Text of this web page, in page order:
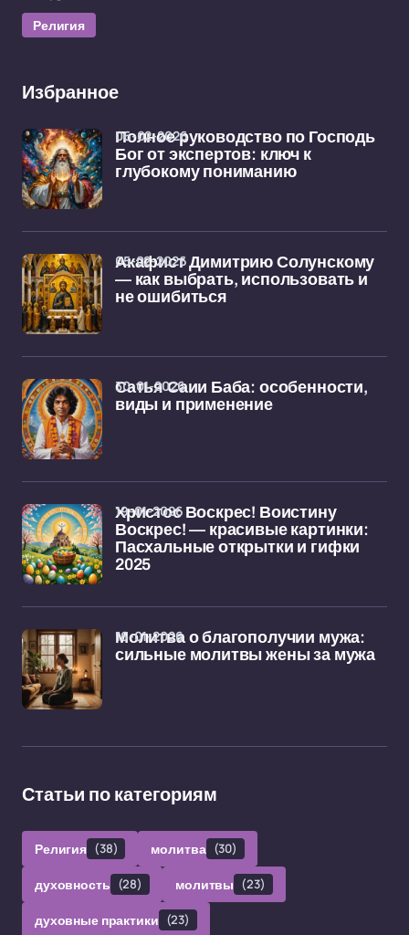
Религия
Избранное
Полное руководство по Господь
Бог от экспертов: ключ к
глубокому пониманию
06-02-2026
Акафист Димитрию Солунскому
— как выбрать, использовать и
не ошибиться
05-02-2026
Сатья Саии Баба: особенности,
виды и применение
30-01-2026
Христос Воскрес! Воистину
Воскрес! — красивые картинки:
Пасхальные открытки и гифки
2025
19-01-2026
Молитва о благополучии мужа:
сильные молитвы жены за мужа
16-01-2026
Статьи по категориям
Религия (38) молитва (30)
духовность (28) молитвы (23)
духовные практики (23)